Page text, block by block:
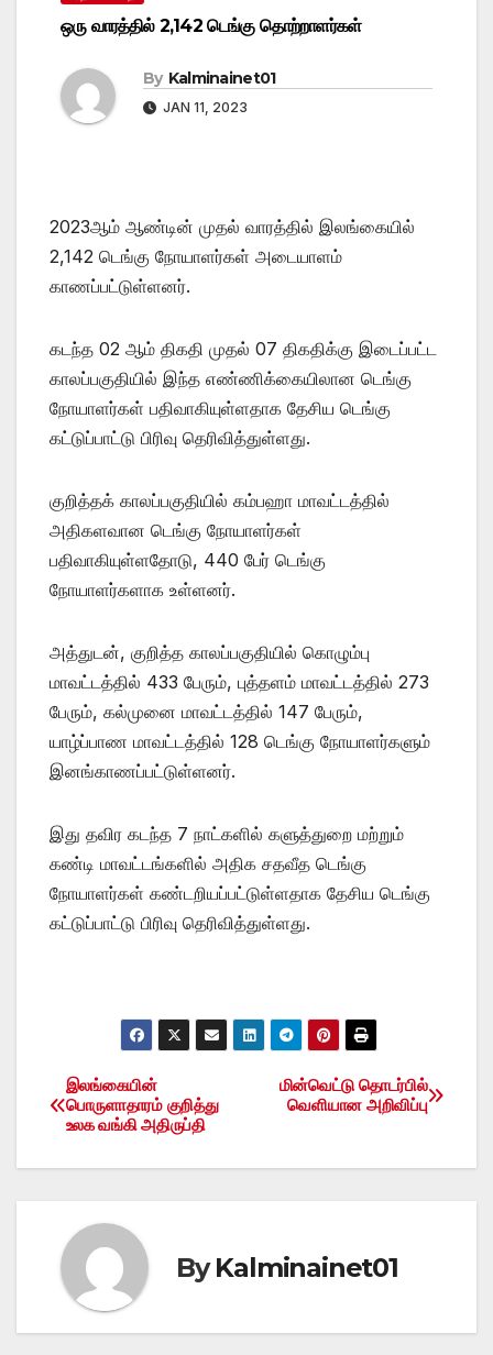
ஒரு வாரத்தில் 2,142 டெங்கு தொற்றாளர்கள்
By Kalminainet01
JAN 11, 2023
2023ஆம் ஆண்டின் முதல் வாரத்தில் இலங்கையில்
2,142 டெங்கு நோயாளர்கள் அடையாளம்
காணப்பட்டுள்ளனர்.
கடந்த 02 ஆம் திகதி முதல் 07 திகதிக்கு இடைப்பட்ட
காலப்பகுதியில் இந்த எண்ணிக்கையிலான டெங்கு
நோயாளர்கள் பதிவாகியுள்ளதாக தேசிய டெங்கு
கட்டுப்பாட்டு பிரிவு தெரிவித்துள்ளது.
குறித்தக் காலப்பகுதியில் கம்பஹா மாவட்டத்தில்
அதிகளவான டெங்கு நோயாளர்கள்
பதிவாகியுள்ளதோடு, 440 பேர் டெங்கு
நோயாளர்களாக உள்ளனர்.
அத்துடன், குறித்த காலப்பகுதியில் கொழும்பு
மாவட்டத்தில் 433 பேரும், புத்தளம் மாவட்டத்தில் 273
பேரும், கல்முனை மாவட்டத்தில் 147 பேரும்,
யாழ்ப்பாண மாவட்டத்தில் 128 டெங்கு நோயாளர்களும்
இனங்காணப்பட்டுள்ளனர்.
இது தவிர கடந்த 7 நாட்களில் களுத்துறை மற்றும்
கண்டி மாவட்டங்களில் அதிக சதவீத டெங்கு
நோயாளர்கள் கண்டறியப்பட்டுள்ளதாக தேசிய டெங்கு
கட்டுப்பாட்டு பிரிவு தெரிவித்துள்ளது.
Post
navigation
மின்வெட்டு தொடர்பில்
வெளியான அறிவிப்பு
இலங்கையின்
பொருளாதாரம் குறித்து
உலக வங்கி அதிருப்தி
ByKalminainet01